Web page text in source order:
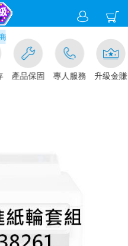
不適用)-請點我看
產品保固 專人服務 升級金賺